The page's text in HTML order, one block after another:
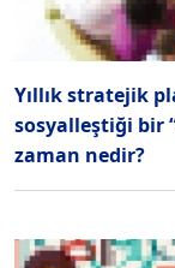
Yıllık stratejik
sosyalleştiği bir
zaman nedir?